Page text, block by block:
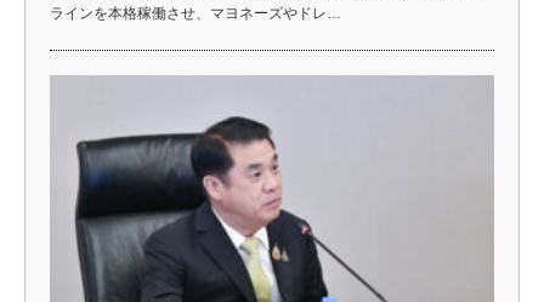
ラインを本格稼働させ、マヨネーズやドレ…